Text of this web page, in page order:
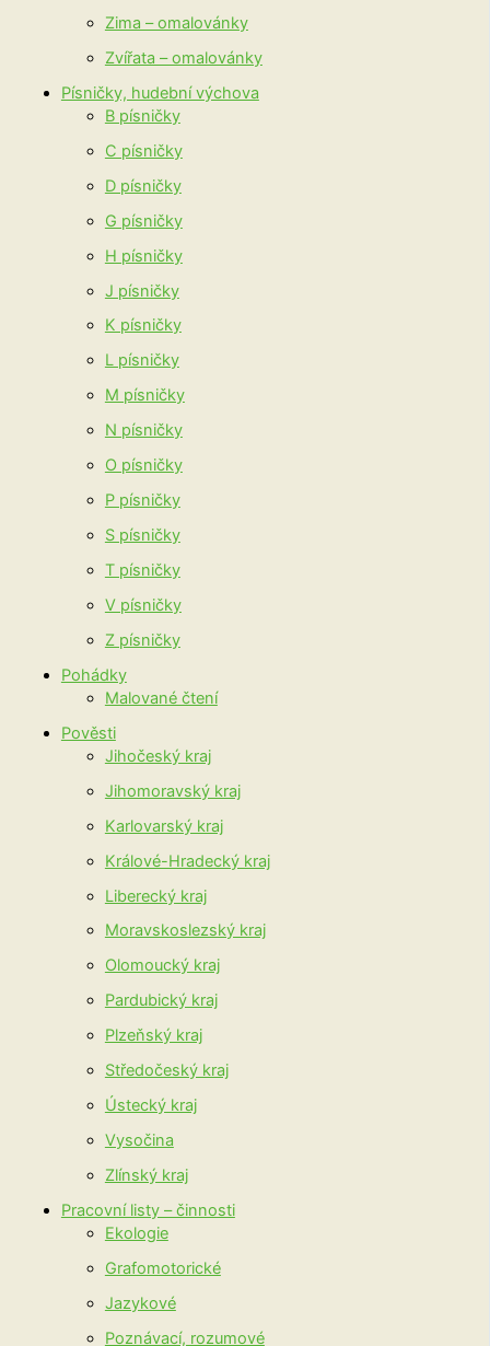
Zima – omalovánky
Zvířata – omalovánky
Písničky, hudební výchova
B písničky
C písničky
D písničky
G písničky
H písničky
J písničky
K písničky
L písničky
M písničky
N písničky
O písničky
P písničky
S písničky
T písničky
V písničky
Z písničky
Pohádky
Malované čtení
Pověsti
Jihočeský kraj
Jihomoravský kraj
Karlovarský kraj
Králové-Hradecký kraj
Liberecký kraj
Moravskoslezský kraj
Olomoucký kraj
Pardubický kraj
Plzeňský kraj
Středočeský kraj
Ústecký kraj
Vysočina
Zlínský kraj
Pracovní listy – činnosti
Ekologie
Grafomotorické
Jazykové
Poznávací, rozumové